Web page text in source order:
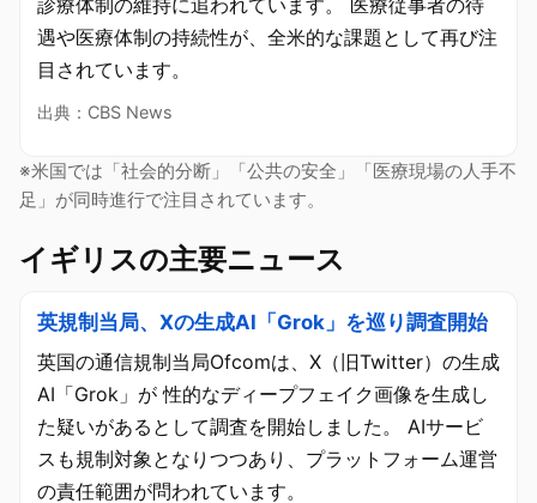
診療体制の維持に追われています。 医療従事者の待
遇や医療体制の持続性が、全米的な課題として再び注
目されています。
出典：CBS News
※米国では「社会的分断」「公共の安全」「医療現場の人手不
足」が同時進行で注目されています。
イギリスの主要ニュース
英規制当局、Xの生成AI「Grok」を巡り調査開始
英国の通信規制当局Ofcomは、X（旧Twitter）の生成
AI「Grok」が 性的なディープフェイク画像を生成し
た疑いがあるとして調査を開始しました。 AIサービ
スも規制対象となりつつあり、プラットフォーム運営
の責任範囲が問われています。